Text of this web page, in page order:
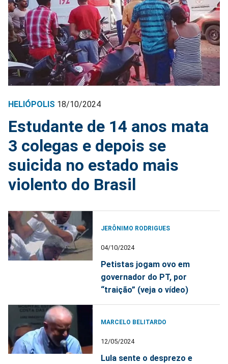
HELIÓPOLIS 18/10/2024
Estudante de 14 anos mata
3 colegas e depois se
suicida no estado mais
violento do Brasil
JERÔNIMO RODRIGUES
04/10/2024
Petistas jogam ovo em
governador do PT, por
“traição” (veja o vídeo)
MARCELO BELITARDO
12/05/2024
Lula sente o desprezo e